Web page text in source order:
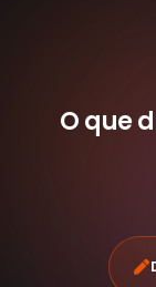
O que